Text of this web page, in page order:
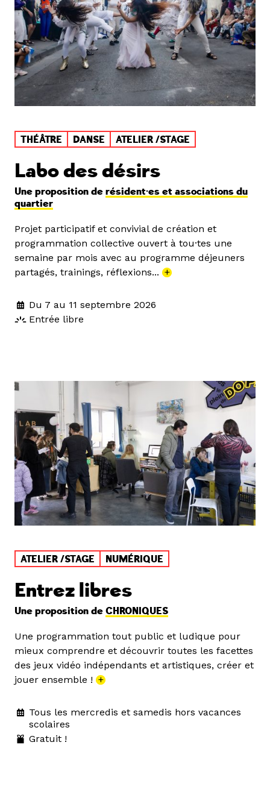
THÉÂTRE DANSE ATELIER /STAGE
Labo des désirs
Une proposition de résident·es et associations du
quartier
Projet participatif et convivial de création et
programmation collective ouvert à tou·tes une
semaine par mois avec au programme déjeuners
partagés, trainings, réflexions... +
Du 7 au 11 septembre 2026
Entrée libre
ATELIER /STAGE NUMÉRIQUE
Entrez libres
Une proposition de CHRONIQUES
Une programmation tout public et ludique pour
mieux comprendre et découvrir toutes les facettes
des jeux vidéo indépendants et artistiques, créer et
jouer ensemble ! +
Tous les mercredis et samedis hors vacances
scolaires
Gratuit !